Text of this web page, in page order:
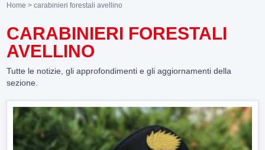
Home > carabinieri forestali avellino
CARABINIERI FORESTALI
AVELLINO
Tutte le notizie, gli approfondimenti e gli aggiornamenti della
sezione.